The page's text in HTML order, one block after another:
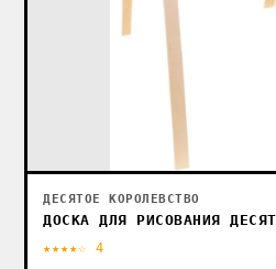
ДЕСЯТОЕ КОРОЛЕВСТВО
ДОСКА ДЛЯ РИСОВАНИЯ
★★★★☆ 4